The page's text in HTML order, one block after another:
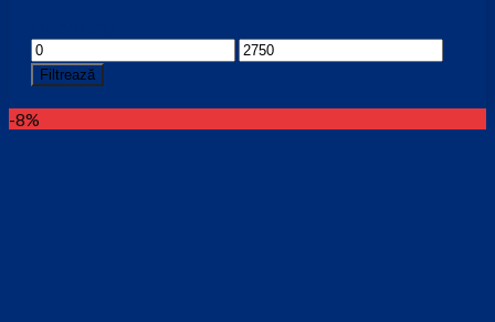
Preț
minim
Preț
Filtrează
-8%